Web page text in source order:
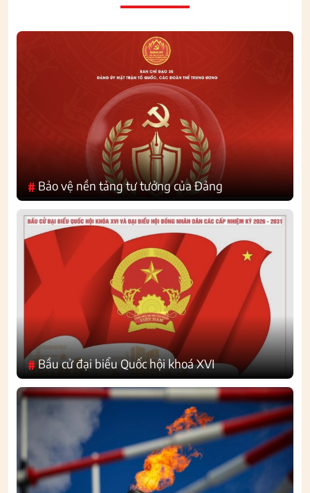
# Bảo vệ nền tảng tư tưởng của Đảng
#Bầu cử đại biểu Quốc hội khoá XVI